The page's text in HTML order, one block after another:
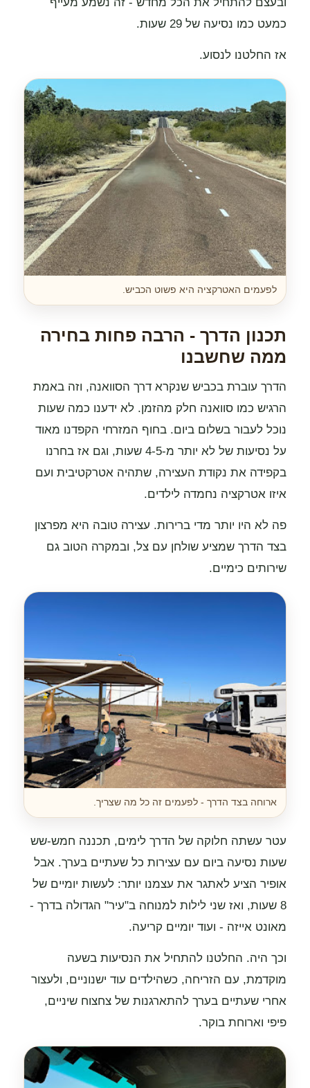
כמעט כמו נסיעה של 29 שעות.
אז החלטנו לנסוע.
לפעמים האטרקציה היא פשוט הכביש.
תכנון הדרך - הרבה פחות בחירה
ממה שחשבנו
הדרך עוברת בכביש שנקרא דרך הסוואנה, וזה באמת
הרגיש כמו סוואנה חלק מהזמן. לא ידענו כמה שעות
נוכל לעבור בשלום ביום. בחוף המזרחי הקפדנו מאוד
על נסיעות של לא יותר מ-4-5 שעות, וגם אז בחרנו
בקפידה את נקודת העצירה, שתהיה אטרקטיבית ועם
איזו אטרקציה נחמדה לילדים.
פה לא היו יותר מדי ברירות. עצירה טובה היא מפרצון
בצד הדרך שמציע שולחן עם צל, ובמקרה הטוב גם
שירותים כימיים.
ארוחה בצד הדרך - לפעמים זה כל מה שצריך.
עטר עשתה חלוקה של הדרך לימים, תכננה חמש-שש
שעות נסיעה ביום עם עצירות כל שעתיים בערך. אבל
אופיר הציע לאתגר את עצמנו יותר: לעשות יומיים של
8 שעות, ואז שני לילות למנוחה ב"עיר" הגדולה בדרך -
מאונט אייזה - ועוד יומיים קריעה.
וכך היה. החלטנו להתחיל את הנסיעות בשעה
מוקדמת, עם הזריחה, כשהילדים עוד ישנוניים, ולעצור
אחרי שעתיים בערך להתארגנות של צחצוח שיניים,
פיפי וארוחת בוקר.